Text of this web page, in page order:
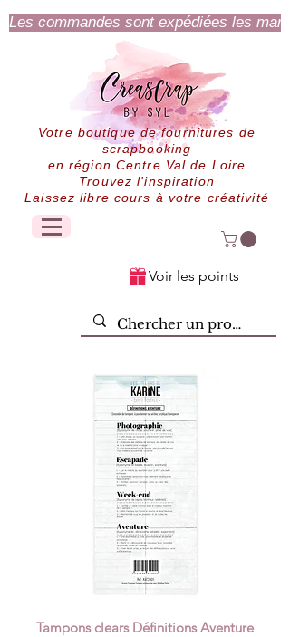
Les commandes sont expédiées les
Votre boutique de fournitures de
scrapbooking
en région Centre Val de Loire
Trouvez l'inspiration
Laissez libre cours à votre créativité
Voir les points
Tampons clears Définitions Aventure